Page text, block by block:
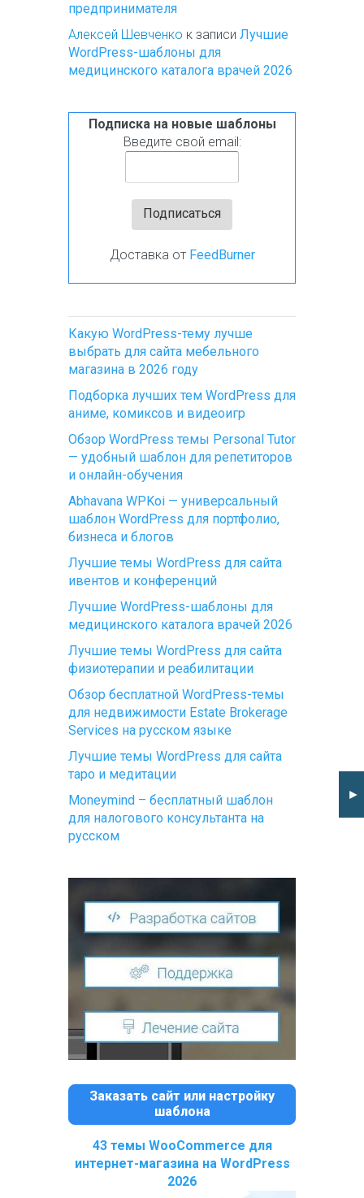
предпринимателя
Алексей Шевченко к записи Лучшие
WordPress-шаблоны для
медицинского каталога врачей 2026
Подписка на новые шаблоны
Введите свой email:
Доставка от FeedBurner
Какую WordPress-тему лучше
выбрать для сайта мебельного
магазина в 2026 году
Подборка лучших тем WordPress для
аниме, комиксов и видеоигр
Обзор WordPress темы Personal Tutor
— удобный шаблон для репетиторов
и онлайн-обучения
Abhavana WPKoi — универсальный
шаблон WordPress для портфолио,
бизнеса и блогов
Лучшие темы WordPress для сайта
ивентов и конференций
Лучшие WordPress-шаблоны для
медицинского каталога врачей 2026
Лучшие темы WordPress для сайта
физиотерапии и реабилитации
Обзор бесплатной WordPress-темы
для недвижимости Estate Brokerage
Services на русском языке
Лучшие темы WordPress для сайта
таро и медитации
Moneymind – бесплатный шаблон
для налогового консультанта на
русском
Заказать сайт или настройку
шаблона
43 темы WooCommerce для
интернет-магазина на WordPress
2026
►